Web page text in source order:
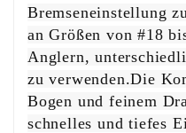
Bremseneinstellung
an Größen von #18
Anglern,
zu verwenden.Die
Bogen und feinem
schnelles und tiefes